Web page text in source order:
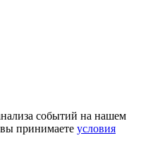
событий на нашем
принимаете условия